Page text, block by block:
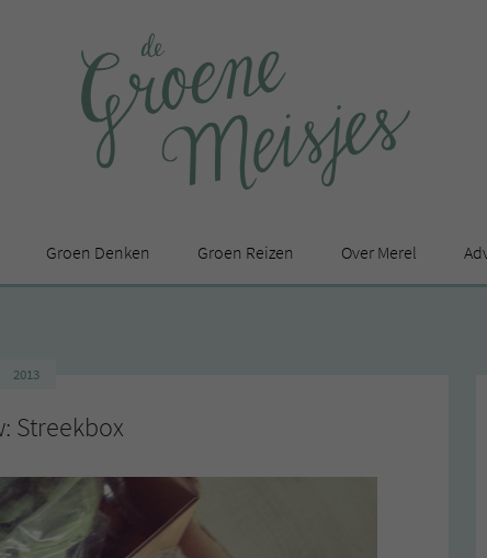
Groen Denken Groen Reizen Over Merel
2013
Streekbox